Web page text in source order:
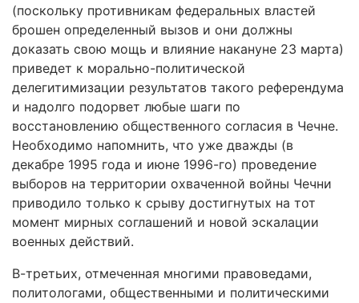
(поскольку противникам федеральных властей
брошен определенный вызов и они должны
доказать свою мощь и влияние накануне 23 марта)
приведет к морально-политической
делегитимизации результатов такого референдума
и надолго подорвет любые шаги по
восстановлению общественного согласия в Чечне.
Необходимо напомнить, что уже дважды (в
декабре 1995 года и июне 1996-го) проведение
выборов на территории охваченной войны Чечни
приводило только к срыву достигнутых на тот
момент мирных соглашений и новой эскалации
военных действий.
В-третьих, отмеченная многими правоведами,
политологами, общественными и политическими